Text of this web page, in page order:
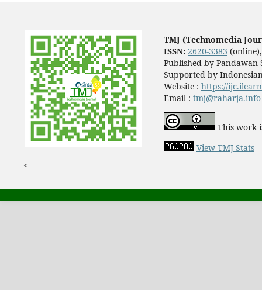
TMJ (Technomedia
ISSN: 2620-3383
Published by Pandawan
Supported by
Website : https://
Email : tmj@raharja.info
This work
View TMJ Stats
<